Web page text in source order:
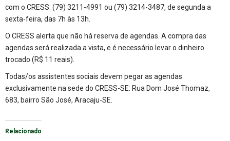
com o CRESS: (79) 3211-4991 ou (79) 3214-3487, de segunda a
sexta-feira, das 7h às 13h.
O CRESS alerta que não há reserva de agendas. A compra das
agendas será realizada a vista, e é necessário levar o dinheiro
trocado (R$ 11 reais).
Todas/os assistentes sociais devem pegar as agendas
exclusivamente na sede do CRESS-SE: Rua Dom José Thomaz,
683, bairro São José, Aracaju-SE.
Relacionado